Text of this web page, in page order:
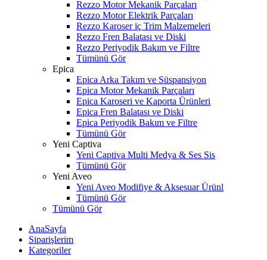
Rezzo Motor Mekanik Parçaları
Rezzo Motor Elektrik Parçaları
Rezzo Karoser iç Trim Malzemeleri
Rezzo Fren Balatası ve Diski
Rezzo Periyodik Bakım ve Filtre
Tümünü Gör
Epica
Epica Arka Takım ve Süspansiyon
Epica Motor Mekanik Parçaları
Epica Karoseri ve Kaporta Ürünleri
Epica Fren Balatası ve Diski
Epica Periyodik Bakım ve Filtre
Tümünü Gör
Yeni Captiva
Yeni Captiva Multi Medya & Ses Sis
Tümünü Gör
Yeni Aveo
Yeni Aveo Modifiye & Aksesuar Ürünl
Tümünü Gör
Tümünü Gör
AnaSayfa
Siparişlerim
Kategoriler